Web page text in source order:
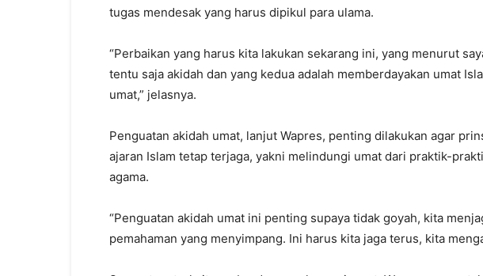
tugas mendesak yang harus dipikul para ulama.
“Perbaikan yang harus kita lakukan sekarang ini, yang menurut
tentu saja akidah dan yang kedua adalah memberdayakan umat
umat,” jelasnya.
Penguatan akidah umat, lanjut Wapres, penting dilakukan agar
ajaran Islam tetap terjaga, yakni melindungi umat dari praktik-
agama.
“Penguatan akidah umat ini penting supaya tidak goyah, kita
pemahaman yang menyimpang. Ini harus kita jaga terus, kita